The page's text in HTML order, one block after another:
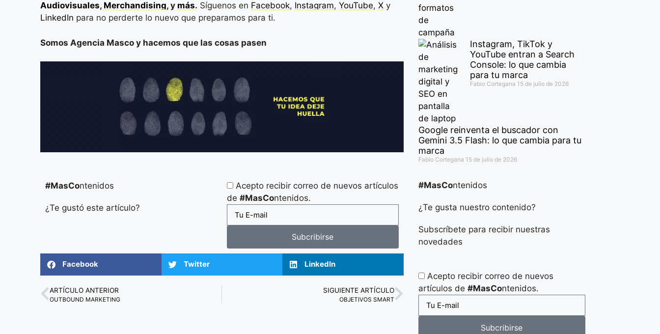
Audiovisuales, Merchandising, y más. Síguenos en Facebook, Instagram, YouTube, X y
LinkedIn para no perderte lo nuevo que preparamos para ti.
Somos Agencia Masco y hacemos que las cosas pasen
#MasContenidos
¿Te gustó este artículo?
Acepto recibir correo de nuevos artículos
de #MasContenidos.
Subcribirse
Facebook Twitter LinkedIn
ARTÍCULO ANTERIOR
OUTBOUND MARKETING
SIGUIENTE ARTÍCULO
OBJETIVOS SMART
Instagram, TikTok y
YouTube entran a Search
Console: lo que cambia
para tu marca
Fabio Cortegana 15 de julio de 2026
Google reinventa el buscador con
Gemini 3.5 Flash: lo que cambia para tu
marca
Fabio Cortegana 15 de julio de 2026
#MasContenidos
¿Te gusta nuestro contenido?
Subscríbete para recibir nuestras
novedades
Acepto recibir correo de nuevos
artículos de #MasContenidos.
Subcribirse